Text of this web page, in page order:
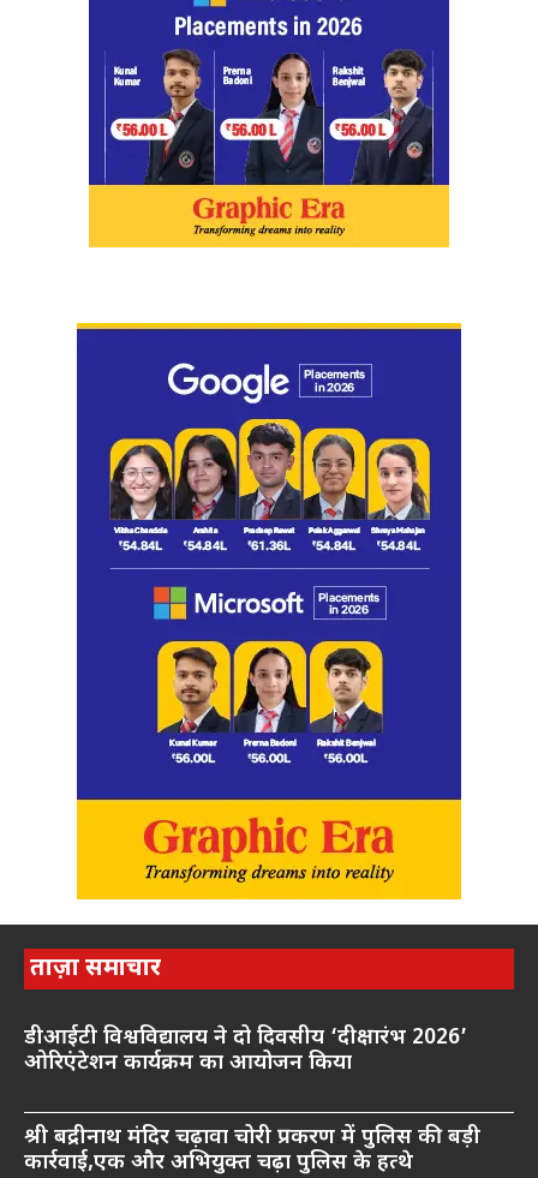
ताज़ा समाचार
डीआईटी विश्वविद्यालय ने दो दिवसीय ‘दीक्षारंभ 2026’
ओरिएंटेशन कार्यक्रम का आयोजन किया
श्री बद्रीनाथ मंदिर चढ़ावा चोरी प्रकरण में पुलिस की बड़ी
कार्रवाई,एक और अभियुक्त चढ़ा पुलिस के हत्थे